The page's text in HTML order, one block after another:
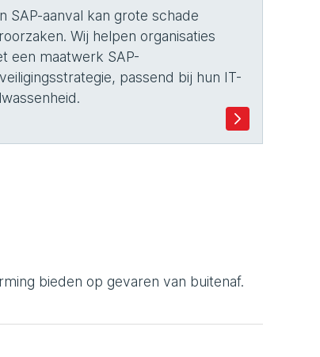
SAP-aanval kan grote schade
Wij helpen organisaties
een maatwerk SAP-
passend bij hun IT-
bieden op gevaren van buitenaf.